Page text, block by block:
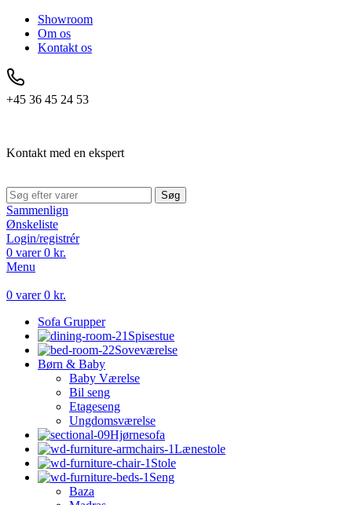
Showroom
Om os
Kontakt os
+45 36 45 24 53
Kontakt med en ekspert
Søg
Sammenlign
Ønskeliste
Login/registrér
0 varer 0 kr.
Menu
0 varer 0 kr.
Sofa Grupper
Spisestue
Soveværelse
Børn & Baby
Baby Værelse
Bil seng
Etageseng
Ungdomsværelse
Hjørnesofa
Lænestole
Stole
Seng
Baza